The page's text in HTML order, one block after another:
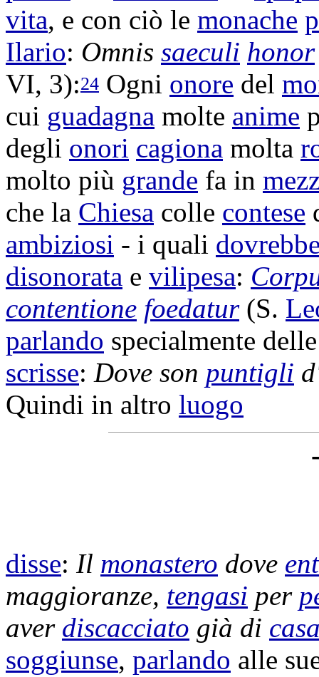
vita, e con ciò le monache
Ilario: Omnis saeculi honor
VI, 3):24 Ogni onore del
cui guadagna molte anime
degli onori cagiona molta
molto più grande fa in
che la Chiesa colle contese
ambiziosi - i quali
disonorata e vilipesa:
contentione foedatur(S.
parlando specialmente
scrisse: Dove son puntigli
Quindi in altro luogo
disse: Il monastero dove
maggioranze, tengasi per
aver discacciato già di
soggiunse, parlando alle